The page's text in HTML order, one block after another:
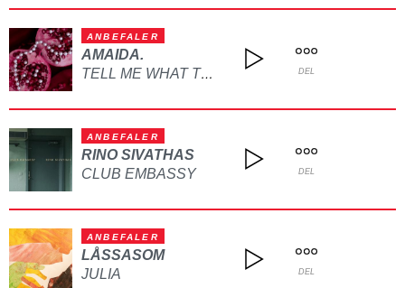
ANBEFALER
AMAIDA.
TELL ME WHAT TO DO DEL
ANBEFALER
RINO SIVATHAS
CLUB EMBASSY
DEL
ANBEFALER
LÅSSASOM
JULIA
DEL